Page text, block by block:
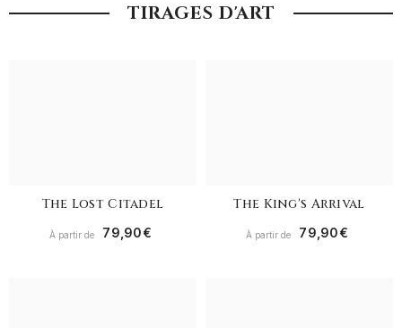
TIRAGES D'ART
The Lost Citadel
À partir de 79,90€
The King's Arrival
À partir de 79,90€